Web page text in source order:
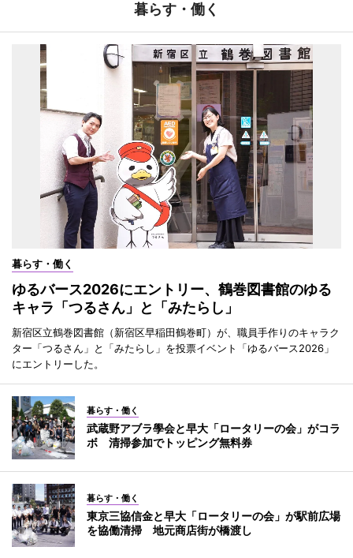
暮らす・働く
暮らす・働く
ゆるバース2026にエントリー、鶴巻図書館のゆる
キャラ「つるさん」と「みたらし」
新宿区立鶴巻図書館（新宿区早稲田鶴巻町）が、職員手作りのキャラク
ター「つるさん」と「みたらし」を投票イベント「ゆるバース2026」
にエントリーした。
暮らす・働く
武蔵野アブラ學会と早大「ロータリーの会」がコラ
ボ 清掃参加でトッピング無料券
暮らす・働く
東京三協信金と早大「ロータリーの会」が駅前広場
を協働清掃 地元商店街が橋渡し